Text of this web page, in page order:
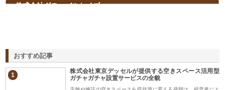
株式会社グローバルケイズ
おすすめ記事
1
株式会社東京デッセルが提供する空きスペース活用型
ガチャガチャ設置サービスの全貌